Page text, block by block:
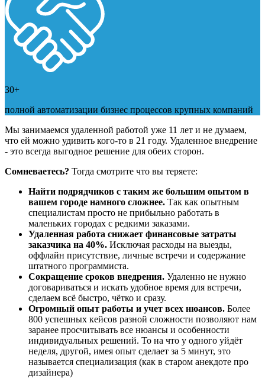
30+
полной автоматизации бизнес процессов крупных компаний
Мы занимаемся удаленной работой уже 11 лет и не думаем,
что ей можно удивить кого-то в 21 году. Удаленное внедрение
- это всегда выгодное решение для обеих сторон.
Сомневаетесь? Тогда смотрите что вы теряете:
Найти подрядчиков с таким же большим опытом в
вашем городе намного сложнее. Так как опытным
специалистам просто не прибыльно работать в
маленьких городах с редкими заказами.
Удаленная работа снижает финансовые затраты
заказчика на 40%. Исключая расходы на выезды,
оффлайн присутствие, личные встречи и содержание
штатного программиста.
Сокращение сроков внедрения. Удаленно не нужно
договариваться и искать удобное время для встречи,
сделаем всё быстро, чётко и сразу.
Огромный опыт работы и учет всех нюансов. Более
800 успешных кейсов разной сложности позволяют нам
заранее просчитывать все нюансы и особенности
индивидуальных решений. То на что у одного уйдёт
неделя, другой, имея опыт сделает за 5 минут, это
называется специализация (как в старом анекдоте про
дизайнера)